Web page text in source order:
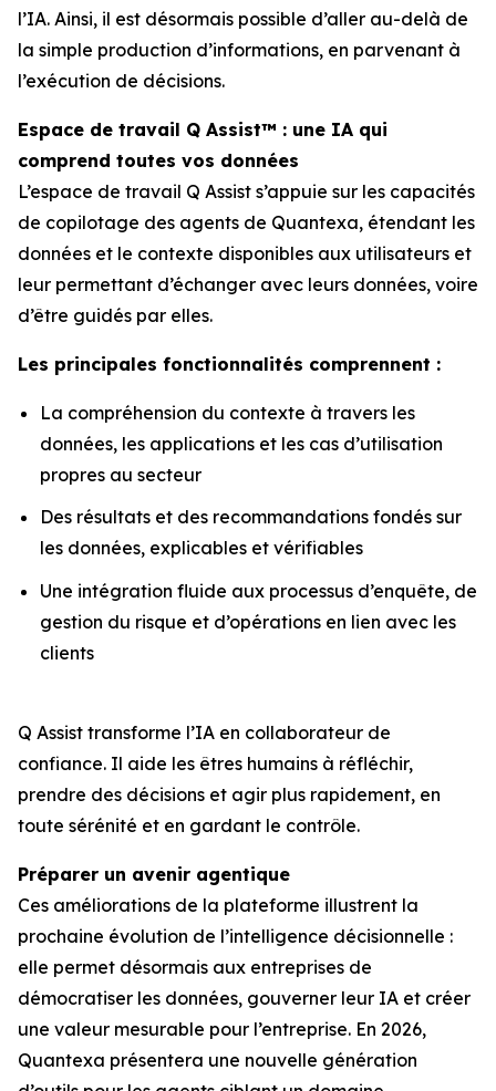
l’IA. Ainsi, il est désormais possible d’aller au-delà de
la simple production d’informations, en parvenant à
l’exécution de décisions.
Espace de travail Q Assist™ : une IA qui
comprend toutes vos données
L’espace de travail Q Assist s’appuie sur les capacités
de copilotage des agents de Quantexa, étendant les
données et le contexte disponibles aux utilisateurs et
leur permettant d’échanger avec leurs données, voire
d’être guidés par elles.
Les principales fonctionnalités comprennent :
La compréhension du contexte à travers les
données, les applications et les cas d’utilisation
propres au secteur
Des résultats et des recommandations fondés sur
les données, explicables et vérifiables
Une intégration fluide aux processus d’enquête, de
gestion du risque et d’opérations en lien avec les
clients
Q Assist transforme l’IA en collaborateur de
confiance. Il aide les êtres humains à réfléchir,
prendre des décisions et agir plus rapidement, en
toute sérénité et en gardant le contrôle.
Préparer un avenir agentique
Ces améliorations de la plateforme illustrent la
prochaine évolution de l’intelligence décisionnelle :
elle permet désormais aux entreprises de
démocratiser les données, gouverner leur IA et créer
une valeur mesurable pour l’entreprise. En 2026,
Quantexa présentera une nouvelle génération